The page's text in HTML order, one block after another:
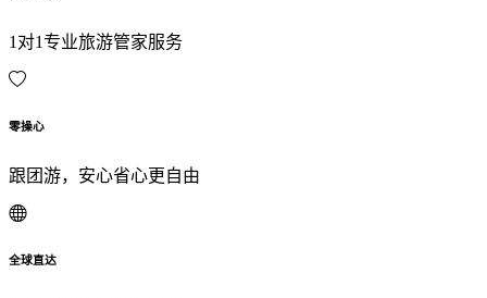
1对1专业旅游管家服务
零操心
跟团游，安心省心更自由
全球直达